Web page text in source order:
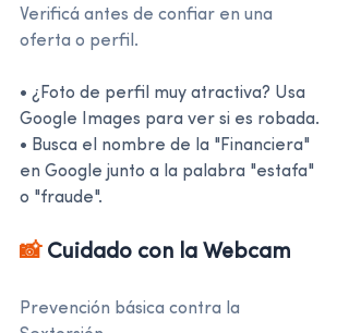
Verificá antes de confiar en una
oferta o perfil.
• ¿Foto de perfil muy atractiva? Usa
Google Images para ver si es robada.
• Busca el nombre de la "Financiera"
en Google junto a la palabra "estafa"
o "fraude".
📸 Cuidado con la Webcam
Prevención básica contra la